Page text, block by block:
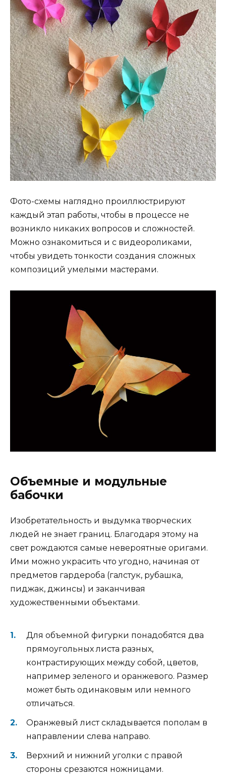
Фото-схемы наглядно проиллюстрируют
каждый этап работы, чтобы в процессе не
возникло никаких вопросов и сложностей.
Можно ознакомиться и с видеороликами,
чтобы увидеть тонкости создания сложных
композиций умелыми мастерами.
Объемные и модульные
бабочки
Изобретательность и выдумка творческих
людей не знает границ. Благодаря этому на
свет рождаются самые невероятные оригами.
Ими можно украсить что угодно, начиная от
предметов гардероба (галстук, рубашка,
пиджак, джинсы) и заканчивая
художественными объектами.
Для объемной фигурки понадобятся два
прямоугольных листа разных,
контрастирующих между собой, цветов,
например зеленого и оранжевого. Размер
может быть одинаковым или немного
отличаться.
Оранжевый лист складывается пополам в
направлении слева направо.
Верхний и нижний уголки с правой
стороны срезаются ножницами.